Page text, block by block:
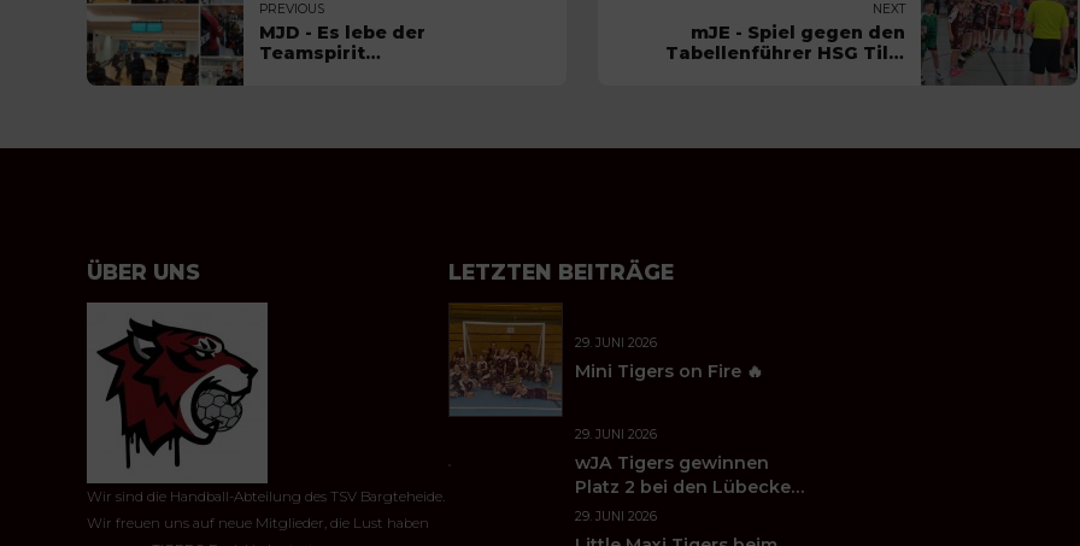
PREVIOUS
MJD - Es lebe der
Teamspirit…
NEXT
mJE - Spiel gegen den
Tabellenführer HSG Tills
ÜBER UNS
Wir sind die Handball-Abteilung des TSV Bargteheide.
Wir freuen uns auf neue Mitglieder, die Lust haben
LETZTEN BEITRÄGE
29. JUNI 2026
Mini Tigers on Fire 🔥
29. JUNI 2026
wJA Tigers gewinnen
Platz 2 bei den Lübecker
Handballtagen 2026
29. JUNI 2026